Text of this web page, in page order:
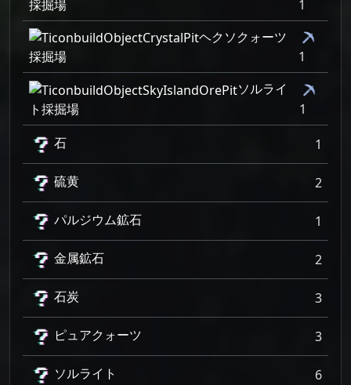
採掘場
1
ヘクソクォーツ
採掘場
1
ソルライ
ト採掘場
1
石
1
硫黄 2
パルジウム鉱石 1
金属鉱石 2
石炭 3
ピュアクォーツ 3
ソルライト 6